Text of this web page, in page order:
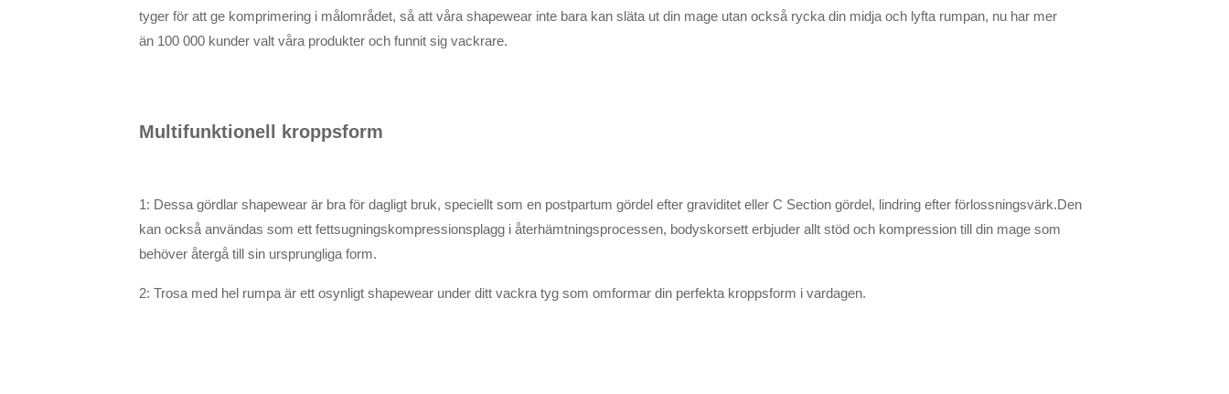
tyger för att ge komprimering i målområdet, så att våra shapewear inte bara kan släta ut din mage utan också rycka din midja och lyfta rumpan, nu har mer
än 100 000 kunder valt våra produkter och funnit sig vackrare.
Multifunktionell kroppsform
1: Dessa gördlar shapewear är bra för dagligt bruk, speciellt som en postpartum gördel efter graviditet eller C Section gördel, lindring efter förlossningsvärk.Den
kan också användas som ett fettsugningskompressionsplagg i återhämtningsprocessen, bodyskorsett erbjuder allt stöd och kompression till din mage som
behöver återgå till sin ursprungliga form.
2: Trosa med hel rumpa är ett osynligt shapewear under ditt vackra tyg som omformar din perfekta kroppsform i vardagen.